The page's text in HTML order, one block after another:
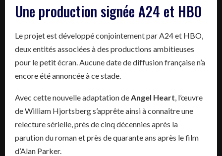
Une production signée A24 et HBO
Le projet est développé conjointement par A24 et HBO,
deux entités associées à des productions ambitieuses
pour le petit écran. Aucune date de diffusion française n’a
encore été annoncée à ce stade.
Avec cette nouvelle adaptation de Angel Heart , l’œuvre
de William Hjortsberg s’apprête ainsi à connaître une
relecture sérielle, près de cinq décennies après la
parution du roman et près de quarante ans après le film
d’Alan Parker.